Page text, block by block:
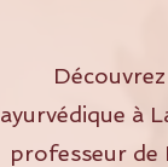
ayurvédique à
professeur de